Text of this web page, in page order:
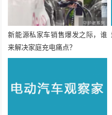
下一篇：限时9.98-15.68万元，
相关文章